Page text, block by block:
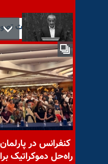
عضو
اقتصاد
جراحی
آخرین گزارشات
کنفرانس در پارلمان
راه‌حل دموکراتیک